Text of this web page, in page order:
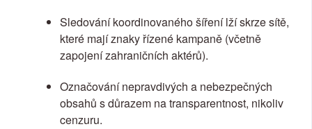
Sledování koordinovaného šíření lží skrze sítě,
které mají znaky řízené kampaně (včetně
zapojení zahraničních aktérů).
Označování nepravdivých a nebezpečných
obsahů s důrazem na transparentnost, nikoliv
cenzuru.